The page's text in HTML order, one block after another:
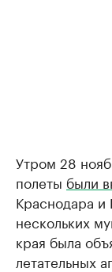
Утром 28
полеты были
Краснодара и
нескольких
края была
летательных